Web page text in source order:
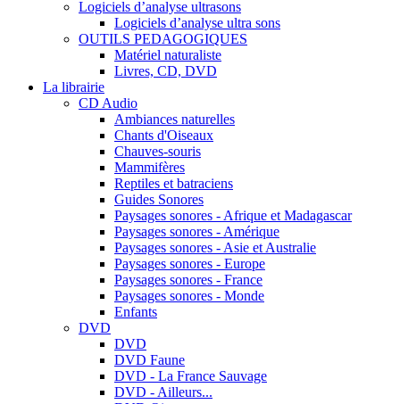
Logiciels d’analyse ultrasons
Logiciels d’analyse ultra sons
OUTILS PEDAGOGIQUES
Matériel naturaliste
Livres, CD, DVD
La librairie
CD Audio
Ambiances naturelles
Chants d'Oiseaux
Chauves-souris
Mammifères
Reptiles et batraciens
Guides Sonores
Paysages sonores - Afrique et Madagascar
Paysages sonores - Amérique
Paysages sonores - Asie et Australie
Paysages sonores - Europe
Paysages sonores - France
Paysages sonores - Monde
Enfants
DVD
DVD
DVD Faune
DVD - La France Sauvage
DVD - Ailleurs...